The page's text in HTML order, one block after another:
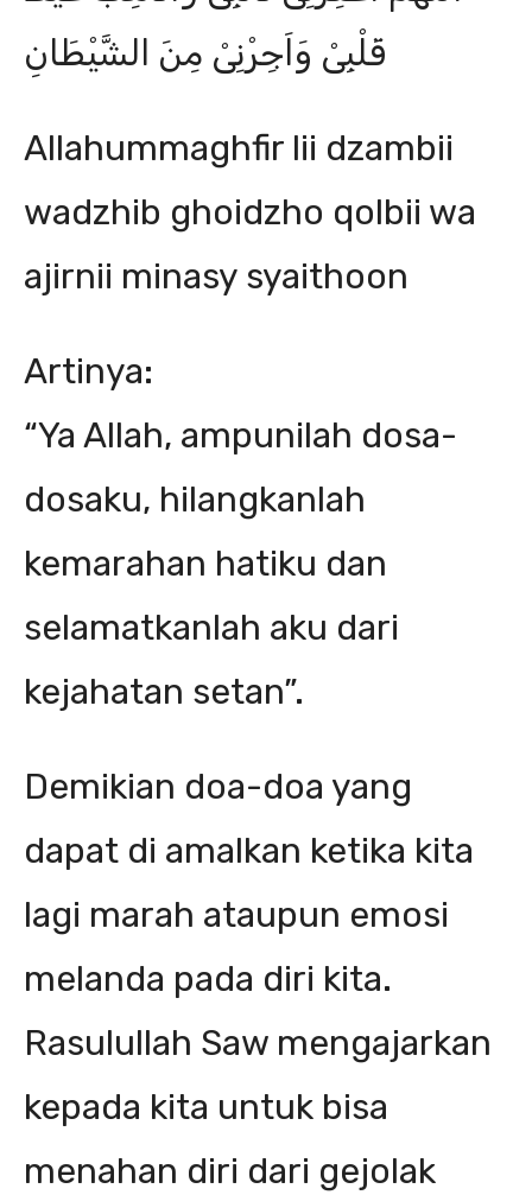
قَلْبِىْ وَاَجِرْنِىْ مِنَ الشَّيْطَانِ
Allahummaghfir lii dzambii
wadzhib ghoidzho qolbii wa
ajirnii minasy syaithoon
Artinya:
“Ya Allah, ampunilah dosa-
dosaku, hilangkanlah
kemarahan hatiku dan
selamatkanlah aku dari
kejahatan setan”.
Demikian doa-doa yang
dapat di amalkan ketika kita
lagi marah ataupun emosi
melanda pada diri kita.
Rasulullah Saw mengajarkan
kepada kita untuk bisa
menahan diri dari gejolak